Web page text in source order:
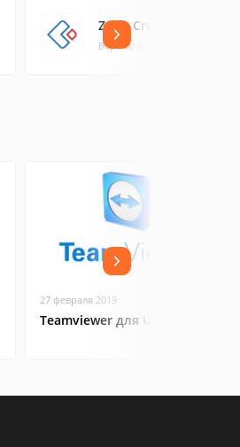
Zoho Creator
Версия: 6.9
27 февраля 2019
Teamviewer для Ubuntu